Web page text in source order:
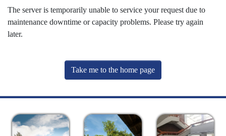
The server is temporarily unable to service your request due to
maintenance downtime or capacity problems. Please try again
later.
Take me to the home page